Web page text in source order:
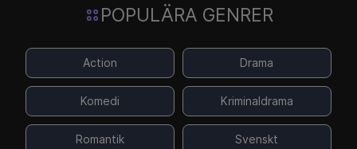
POPULÄRA GENRER
Action Drama
Komedi Kriminaldrama
Romantik Svenskt